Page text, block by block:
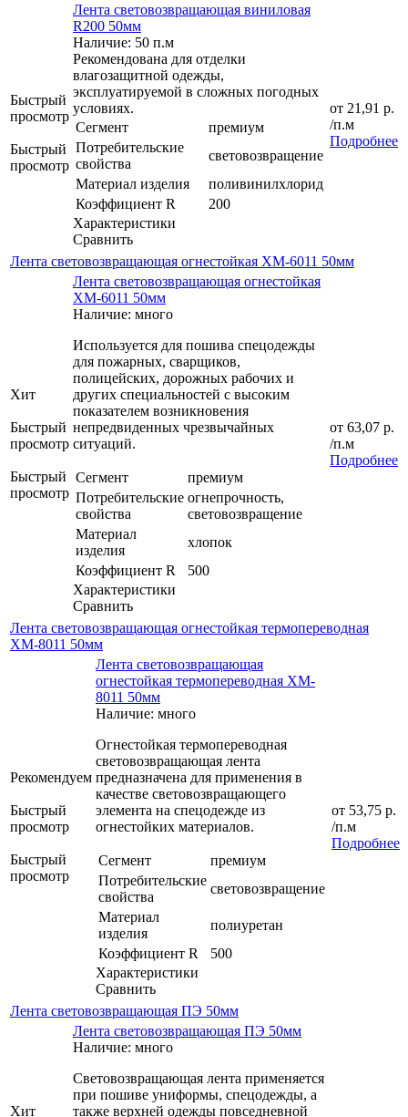
Быстрый
просмотр
Быстрый
просмотр
Лента световозвращающая виниловая
R200 50мм
Наличие: 50 п.м
Рекомендована для отделки
влагозащитной одежды,
эксплуатируемой в сложных погодных
условиях.
Сегмент
премиум
Потребительские
свойства
световозвращение
Материал изделия
поливинилхлорид
Коэффициент R
200
Характеристики
Сравнить
от 21,91 р.
/п.м
Подробнее
Лента световозвращающая огнестойкая XM-6011 50мм
Хит
Быстрый
просмотр
Быстрый
просмотр
Лента световозвращающая огнестойкая
XM-6011 50мм
Наличие: много
Используется для пошива спецодежды
для пожарных, сварщиков,
полицейских, дорожных рабочих и
других специальностей с высоким
показателем возникновения
непредвиденных чрезвычайных
ситуаций.
Сегмент
премиум
Потребительские
свойства
огнепрочность,
световозвращение
Материал
изделия
хлопок
Коэффициент R
500
Характеристики
Сравнить
от 63,07 р.
/п.м
Подробнее
Лента световозвращающая огнестойкая термопереводная
XM-8011 50мм
Рекомендуем
Быстрый
просмотр
Быстрый
просмотр
Лента световозвращающая
огнестойкая термопереводная XM-
8011 50мм
Наличие: много
Огнестойкая термопереводная
световозвращающая лента
предназначена для применения в
качестве световозвращающего
элемента на спецодежде из
огнестойких материалов.
Сегмент
премиум
Потребительские
свойства
световозвращение
Материал
изделия
полиуретан
Коэффициент R
500
Характеристики
Сравнить
от 53,75 р.
/п.м
Подробнее
Лента световозвращающая ПЭ 50мм
Хит
Лента световозвращающая ПЭ 50мм
Наличие: много
Световозвращающая лента применяется
при пошиве униформы, спецодежды, а
также верхней одежды повседневной